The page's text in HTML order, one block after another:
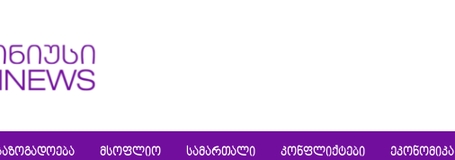
ᲛᲡᲝᲤᲚᲘᲝ ᲡᲐᲛᲐᲠᲗᲐᲚᲘ ᲙᲝᲜᲤᲚᲘᲥᲢᲔᲑᲘ ᲔᲙᲝᲜᲝᲛᲘᲙᲐ